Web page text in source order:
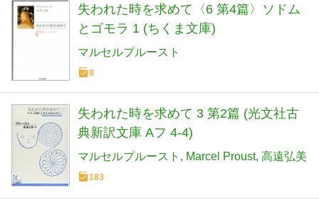
失われた時を求めて〈6 第4篇〉ソドム
とゴモラ 1 (ちくま文庫)
マルセルプルースト
9
失われた時を求めて 3 第2篇 (光文社古
典新訳文庫 Aフ 4-4)
マルセルプルースト Marcel Proust 高遠弘美
183